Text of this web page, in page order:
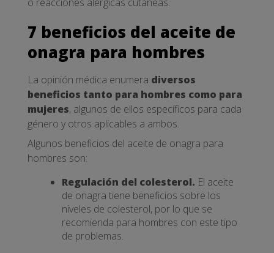
7 beneficios del aceite de
onagra para hombres
La opinión médica enumera diversos
beneficios tanto para hombres como para
mujeres, algunos de ellos específicos para cada
género y otros aplicables a ambos.
Algunos beneficios del aceite de onagra para
hombres son:
Regulación del colesterol. El aceite
de onagra tiene beneficios sobre los
niveles de colesterol, por lo que se
recomienda para hombres con este tipo
de problemas.